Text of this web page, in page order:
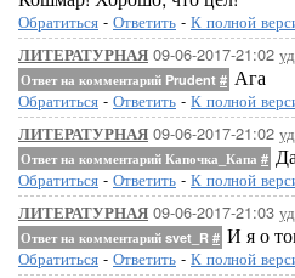
Обратиться - Ответить - К полной
ЛИТЕРАТУРНАЯ 09-06-2017-21:02
Ответ на комментарий Prudent # Ага
Обратиться - Ответить - К полной
ЛИТЕРАТУРНАЯ 09-06-2017-21:02
Ответ на комментарий Капочка_Капа #
Обратиться - Ответить - К полной
ЛИТЕРАТУРНАЯ 09-06-2017-21:03
Ответ на комментарий svet_R # И я о
Обратиться - Ответить - К полной